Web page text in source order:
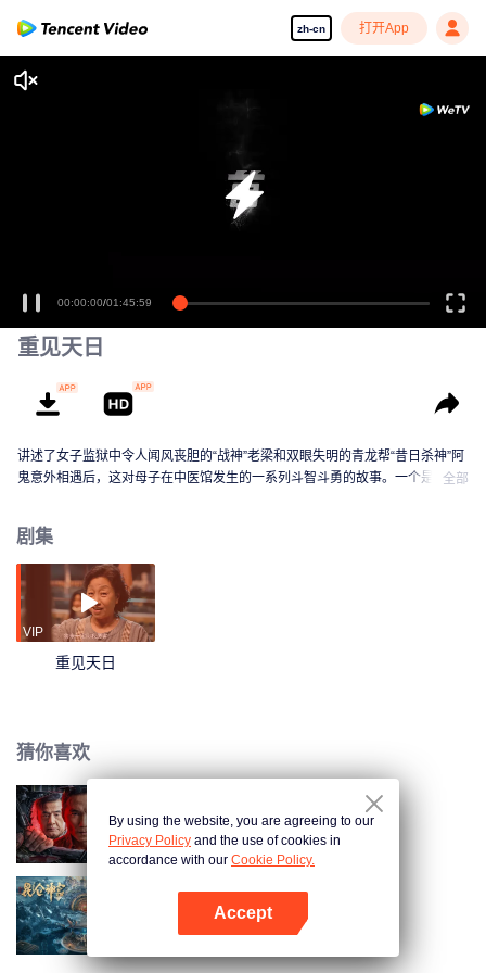
zh-cn 打开App
00:00:00/01:45:59
重见天日
讲述了女子监狱中令人闻风丧胆的“战神”老梁和双眼失明的青龙帮“昔日杀神”阿
鬼意外相遇后，这对母子在中医馆发生的一系列斗智斗勇的故事。一个是和儿
遇，通过一幕幕巅峰功夫对决，引发了一系列啼笑皆非却热血澎湃的乌龙事
件，并成就了一段双向救赎、彼此成全的奇妙缘分。
全部
剧集
VIP
重见天日
猜你喜欢
我是卧底
昆仑神宫（电影)
By using the website, you are agreeing to our
Privacy Policy and the use of cookies in
accordance with our Cookie Policy.
Accept